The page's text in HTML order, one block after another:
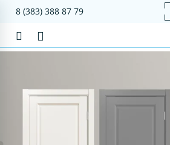
8 (383) 388 87 79